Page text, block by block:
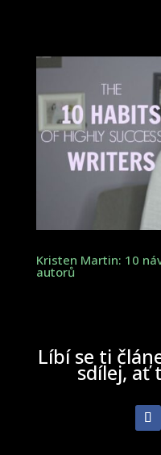
Kristen Martin: 10
autorů
Líbí se ti
sdílej, ať